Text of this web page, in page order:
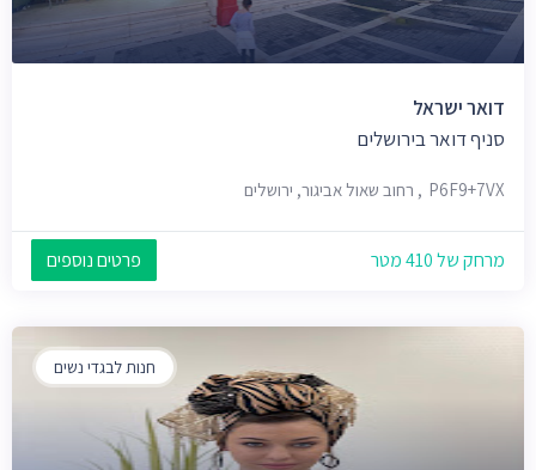
דואר ישראל
סניף דואר בירושלים
P6F9+7VX, רחוב שאול אביגור, ירושלים
מרחק של 410 מטר פרטים נוספים
חנות לבגדי נשים